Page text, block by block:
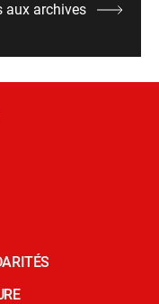
aux archives